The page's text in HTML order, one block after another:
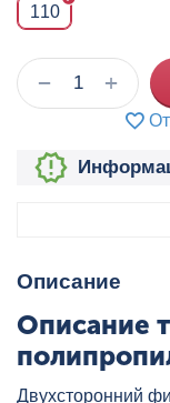
110
+
−
Описание
Описание
VALTEC,
Двухсторонний